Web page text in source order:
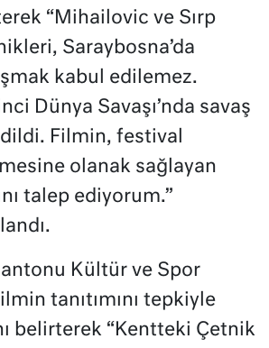
“Mihailovic ve Sırp
Saraybosna’da
kabul edilemez.
Dünya Savaşı’nda savaş
Filmin, festival
olanak sağlayan
talep ediyorum.”
Kültür ve Spor
tanıtımını tepkiyle
belirterek “Kentteki Çetnik